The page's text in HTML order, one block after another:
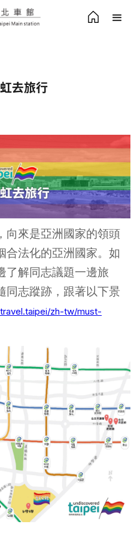
去旅行
向來是亞洲國家的領頭
合法化的亞洲國家。如
了解同志議題一邊旅
同志蹤跡，跟著以下景
zh-tw/must-